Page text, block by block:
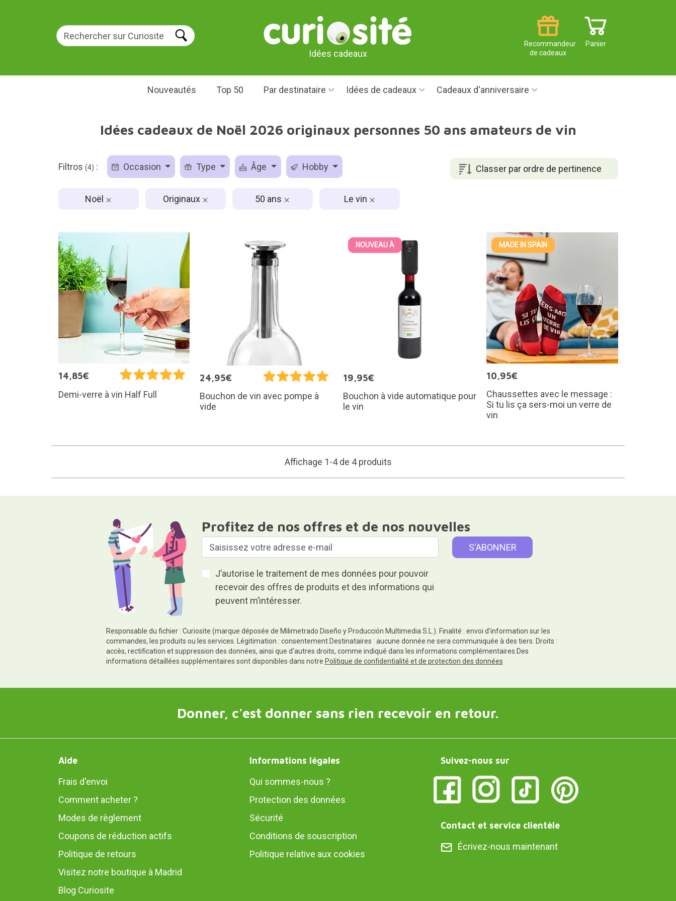
Idées cadeaux
Panier
Recommandeur
de cadeaux
Nouveautés Top 50 Par destinataire Idées de cadeaux Cadeaux d'anniversaire
Idées cadeaux de Noël 2026 originaux personnes 50 ans amateurs de vin
Classer par ordre de pertinence
Filtros (4) : Occasion Type Âge Hobby
Noël Originaux 50 ans Le vin
14,85€
Demi-verre à vin Half Full
24,95€
Bouchon de vin avec pompe à
vide
NOUVEAU À
19,95€
Bouchon à vide automatique pour
le vin
MADE IN SPAIN
10,95€
Chaussettes avec le message :
Si tu lis ça sers-moi un verre de
vin
Affichage 1-4 de 4 produits
Profitez de nos offres et de nos nouvelles
J’autorise le traitement de mes données pour pouvoir
recevoir des offres de produits et des informations qui
peuvent m’intéresser.
Responsable du fichier : Curiosite (marque déposée de Milimetrado Diseño y Producción Multimedia S.L.). Finalité : envoi d'information sur les
commandes, les produits ou les services. Légitimation : consentement.Destinataires : aucune donnée ne sera communiquée à des tiers. Droits :
accès, rectification et suppression des données, ainsi que d'autres droits, comme indiqué dans les informations complémentaires.Des
informations détaillées supplémentaires sont disponibles dans notre Politique de confidentialité et de protection des données
Donner, c'est donner sans rien recevoir en retour.
Aide
Frais d'envoi
Comment acheter ?
Modes de règlement
Coupons de réduction actifs
Politique de retours
Visitez notre boutique à Madrid
Blog Curiosite
Informations légales
Qui sommes-nous ?
Protection des données
Sécurité
Conditions de souscription
Politique relative aux cookies
Suivez-nous sur
Contact et service clientèle
Écrivez-nous maintenant